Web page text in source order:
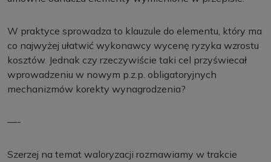
W praktyce sprowadza to klauzule do elementu, który ma
co najwyżej ułatwić wykonawcy wycenę ryzyka wzrostu
kosztów. Jednak czy rzeczywiście taki cel przyświecał
wprowadzeniu w nowym p.z.p. obligatoryjnych
mechanizmów korekty wynagrodzenia?
—-
Szerzej na temat waloryzacji rozmawiamy w trakcie